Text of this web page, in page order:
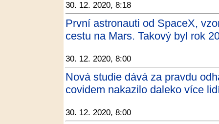
30. 12. 2020, 8:18
První astronauti od SpaceX,
cestu na Mars. Takový byl rok
30. 12. 2020, 8:00
Nová studie dává za pravdu
covidem nakazilo daleko více
30. 12. 2020, 8:00